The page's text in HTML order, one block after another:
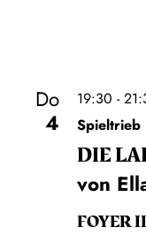
Do
4
19:30 -
Spieltrieb
DIE
von
FOYER